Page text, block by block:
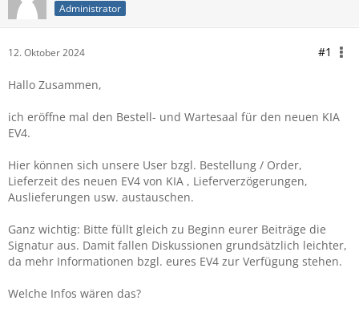
Administrator
12. Oktober 2024 #1
Hallo Zusammen,
ich eröffne mal den Bestell- und Wartesaal für den neuen KIA
EV4.
Hier können sich unsere User bzgl. Bestellung / Order,
Lieferzeit des neuen EV4 von KIA , Lieferverzögerungen,
Auslieferungen usw. austauschen.
Ganz wichtig: Bitte füllt gleich zu Beginn eurer Beiträge die
Signatur aus. Damit fallen Diskussionen grundsätzlich leichter,
da mehr Informationen bzgl. eures EV4 zur Verfügung stehen.
Welche Infos wären das?